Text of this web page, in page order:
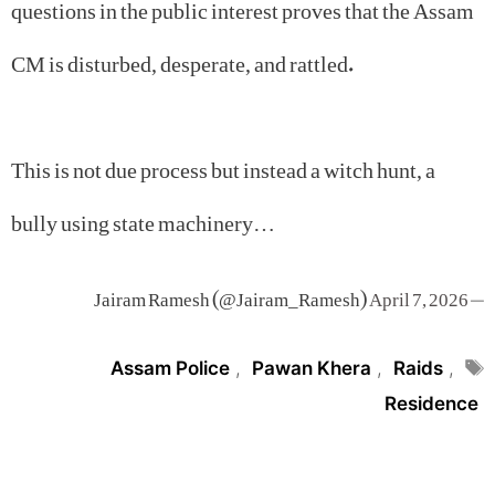
CM is disturbed, desperate, and rattled.
This is not due process but instead a witch hunt, a
bully using state machinery…
— Jairam Ramesh (@Jairam_Ramesh)
April 7, 2026
Tags
Assam Police , Pawan Khera , Raids ,
Residence